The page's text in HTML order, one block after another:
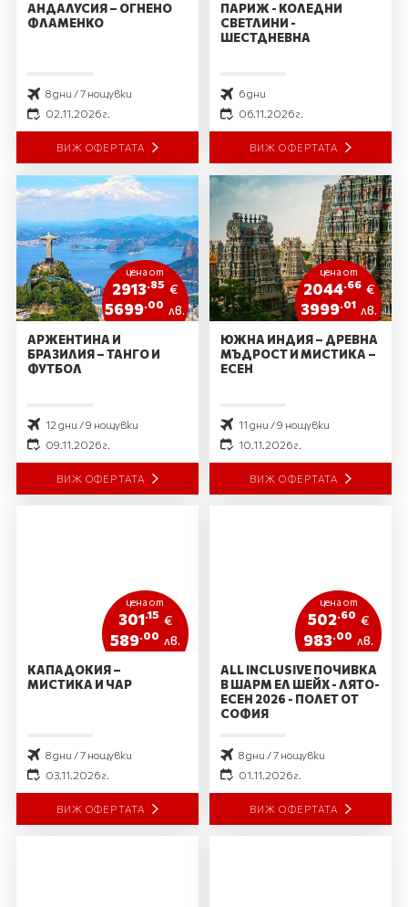
АНДАЛУСИЯ – ОГНЕНО
ФЛАМЕНКО
8 дни / 7 нощувки
02.11.2026 г.
ВИЖ ОФЕРТАТА
ПАРИЖ - КОЛЕДНИ
СВЕТЛИНИ -
ШЕСТДНЕВНА
6 дни
06.11.2026 г.
ВИЖ ОФЕРТАТА
цена от
2913 .85 €
5699.00 лв.
АРЖЕНТИНА И
БРАЗИЛИЯ – ТАНГО И
ФУТБОЛ
12 дни / 9 нощувки
09.11.2026 г.
ВИЖ ОФЕРТАТА
цена от
2044 .66 €
3999.01 лв.
ЮЖНА ИНДИЯ – ДРЕВНА
МЪДРОСТ И МИСТИКА –
ЕСЕН
11 дни / 9 нощувки
10.11.2026 г.
ВИЖ ОФЕРТАТА
цена от
301.15 €
589 .00 лв.
КАПАДОКИЯ –
МИСТИКА И ЧАР
8 дни / 7 нощувки
03.11.2026 г.
ВИЖ ОФЕРТАТА
цена от
502.60 €
983 .00 лв.
ALL INCLUSIVE ПОЧИВКА
В ШАРМ ЕЛ ШЕЙХ - ЛЯТО-
ЕСЕН 2026 - ПОЛЕТ ОТ
СОФИЯ
8 дни / 7 нощувки
01.11.2026 г.
ВИЖ ОФЕРТАТА